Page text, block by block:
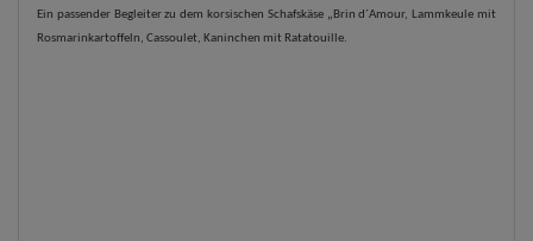
Ein passender Begleiter zu dem korsischen Schafskäse „Brin d´Amour, Lammkeule mit
Rosmarinkartoffeln, Cassoulet, Kaninchen mit Ratatouille.